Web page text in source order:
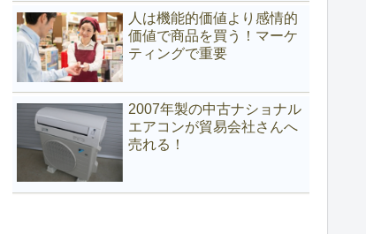
人は機能的価値より感情的
価値で商品を買う！マーケ
ティングで重要
2007年製の中古ナショナル
エアコンが貿易会社さんへ
売れる！